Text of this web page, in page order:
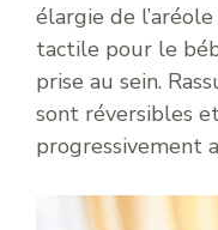
élargie de
tactile pour le
prise au sein.
sont réversibles
progressivement